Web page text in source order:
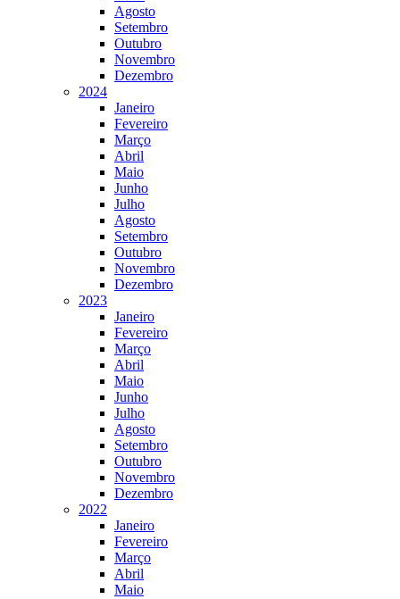
Agosto
Setembro
Outubro
Novembro
Dezembro
2024
Janeiro
Fevereiro
Março
Abril
Maio
Junho
Julho
Agosto
Setembro
Outubro
Novembro
Dezembro
2023
Janeiro
Fevereiro
Março
Abril
Maio
Junho
Julho
Agosto
Setembro
Outubro
Novembro
Dezembro
2022
Janeiro
Fevereiro
Março
Abril
Maio